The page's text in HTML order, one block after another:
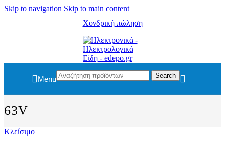
Skip to navigation Skip to main content
Χονδρική πώληση
Menu Search
63V
Κλείσιμο